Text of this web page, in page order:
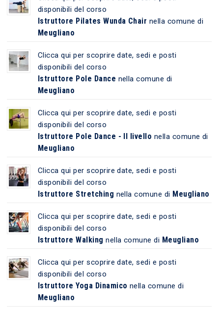
disponibili del corso
Istruttore Pilates Wunda Chair nella comune di
Meugliano
Clicca qui per scoprire date, sedi e posti
disponibili del corso
Istruttore Pole Dance nella comune di
Meugliano
Clicca qui per scoprire date, sedi e posti
disponibili del corso
Istruttore Pole Dance - II livello nella comune di
Meugliano
Clicca qui per scoprire date, sedi e posti
disponibili del corso
Istruttore Stretching nella comune di Meugliano
Clicca qui per scoprire date, sedi e posti
disponibili del corso
Istruttore Walking nella comune di Meugliano
Clicca qui per scoprire date, sedi e posti
disponibili del corso
Istruttore Yoga Dinamico nella comune di
Meugliano